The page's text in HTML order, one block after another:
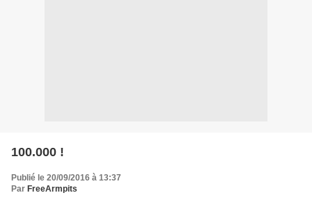
100.000 !
Publié le 20/09/2016 à 13:37
Par FreeArmpits